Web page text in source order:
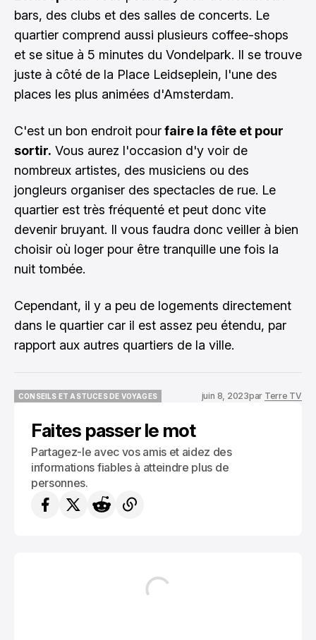
bars, des clubs et des salles de concerts. Le
quartier comprend aussi plusieurs coffee-shops
et se situe à 5 minutes du Vondelpark. Il se trouve
juste à côté de la Place Leidseplein, l'une des
places les plus animées d'Amsterdam.
C'est un bon endroit pourfaire la fête et pour
sortir. Vous aurez l'occasion d'y voir de
nombreux artistes, des musiciens ou des
jongleurs organiser des spectacles de rue. Le
quartier est très fréquenté et peut donc vite
devenir bruyant. Il vous faudra donc veiller à bien
choisir où loger pour être tranquille une fois la
nuit tombée.
Cependant, il y a peu de logements directement
dans le quartier car il est assez peu étendu, par
rapport aux autres quartiers de la ville.
CONSEILS ET ASTUCES DE VOYAGES
juin 8, 2023par Terre TV
Faites passer le mot
Partagez-le avec vos amis et aidez des
informations fiables à atteindre plus de
personnes.